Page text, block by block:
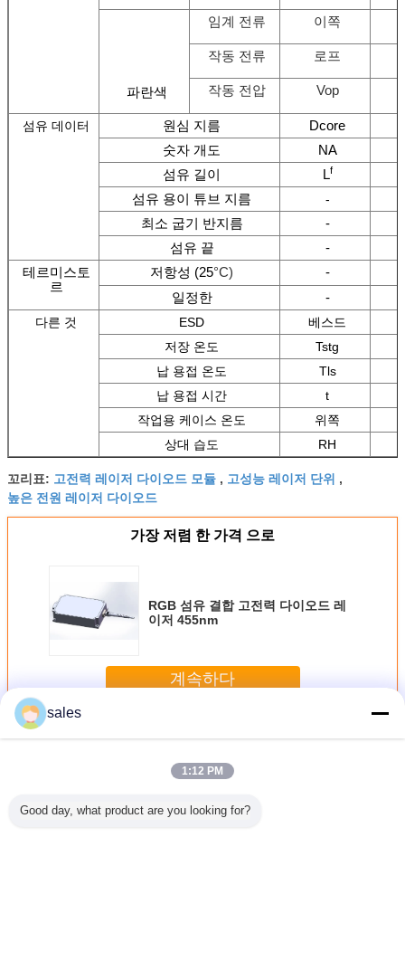
파란색
임계 전류 이쪽
작동 전류 로프
작동 전압 Vop
섬유 데이터 원심 지름
Dcore
숫자 개도
NA
섬유 길이
Lf
섬유 용이 튜브 지름 -
최소 굽기 반지름
-
섬유 끝
-
테르미스토
르
저항성 (25°C)
-
일정한
-
다른 것 ESD
베스드
저장 온도
Tstg
납 용접 온도
Tls
납 용접 시간
t
작업용 케이스 온도
위쪽
상대 습도
RH
꼬리표: 고전력 레이저 다이오드 모듈 , 고성능 레이저 단위 ,
높은 전원 레이저 다이오드
가장 저렴 한 가격 으로
RGB 섬유 결합 고전력 다이오드 레
이저 455nm
계속하다
더 많은 것
sales
1:12 PM
Good day, what product are you looking for?